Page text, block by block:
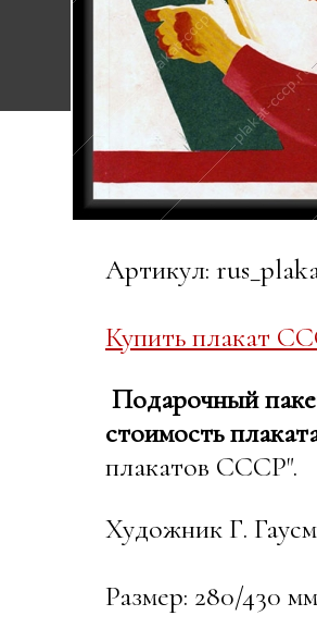
Артикул:
Купить плакат
Подарочный
стоимость
плакатов СССР".
Художник Г.
Размер: 280/430